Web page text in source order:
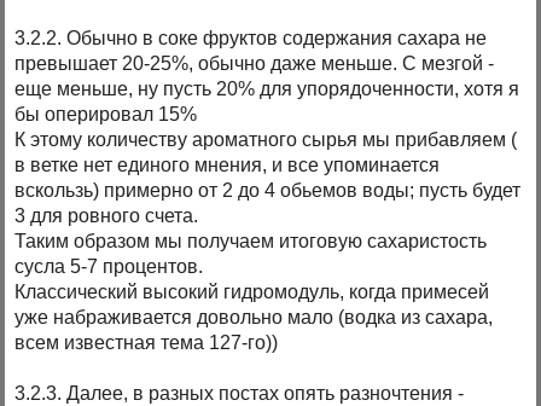
3.2.2. Обычно в соке фруктов содержания сахара не
превышает 20-25%, обычно даже меньше. С мезгой -
еще меньше, ну пусть 20% для упорядоченности, хотя я
бы оперировал 15%
К этому количеству ароматного сырья мы прибавляем (
в ветке нет единого мнения, и все упоминается
вскользь) примерно от 2 до 4 обьемов воды; пусть будет
3 для ровного счета.
Таким образом мы получаем итоговую сахаристость
сусла 5-7 процентов.
Классический высокий гидромодуль, когда примесей
уже набраживается довольно мало (водка из сахара,
всем известная тема 127-го))
3.2.3. Далее, в разных постах опять разночтения -